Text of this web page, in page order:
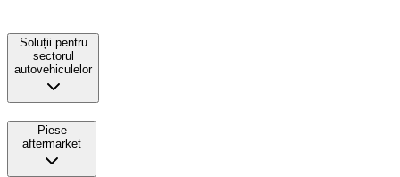
Soluții pentru
sectorul
autovehiculelor
Piese
aftermarket